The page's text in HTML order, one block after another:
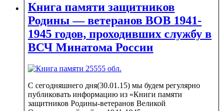
Книга памяти защитников
Родины — ветеранов ВОВ 1941-
1945 годов, проходивших службу в
ВСЧ Минатома России
С сегодняшнего дня(30.01.15) мы будем регулярно
публиковать информацию из «Книги памяти
защитников Родины-ветеранов Великой